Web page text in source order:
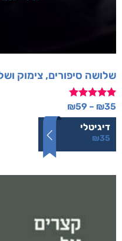
שלושה סיפורים, צימוק
דורג
מתוך 5
₪35
–
₪59
דיגיטלי
₪35